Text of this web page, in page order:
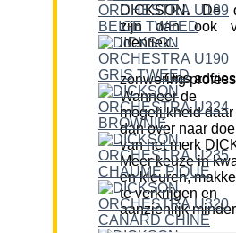
DICKSON. De
zijn dan ook
identiek.
Ons advies als zonwering
Wanneer de
mogelijkheid daar
dan over naar
van het merk
Meer keuze in
en kleuren,
te verkrijgen en
aanzienlijk